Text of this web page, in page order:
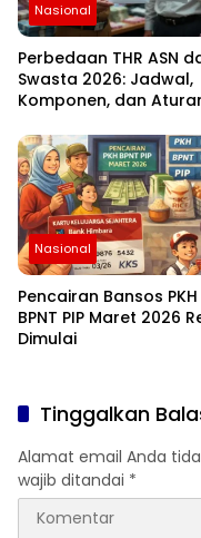
Nasional
Perbedaan THR ASN
Swasta 2026: Jadwal,
Komponen, dan
Nasional
Pencairan Bansos PKH
BPNT PIP Maret 2026
Dimulai
Tinggalkan
Alamat email Anda
wajib ditandai *